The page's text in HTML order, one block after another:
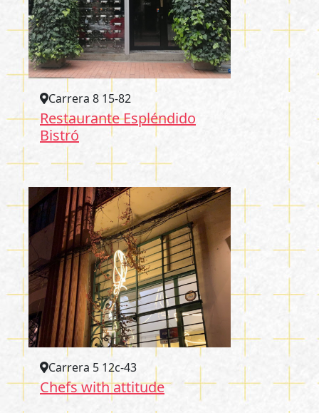
Carrera 8 15-82
Restaurante Espléndido
Bistró
Carrera 5 12c-43
Chefs with attitude